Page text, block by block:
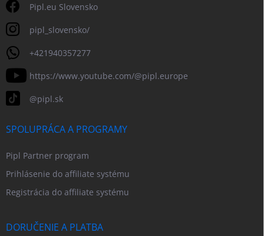
Pipl.eu Slovensko
pipl_slovensko/
+421940357277
https://www.youtube.com/@pipl.europe
@pipl.sk
SPOLUPRÁCA A PROGRAMY
Pipl Partner program
Prihlásenie do affiliate systému
Registrácia do affiliate systému
DORUČENIE A PLATBA